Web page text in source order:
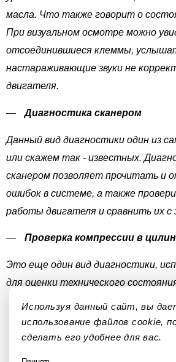
масла. Что также говорит о
При визуальном осмотре можно
отсоединившиеся клеммы,
настараживающие звуки не
двигателя.
Диагностика сканером
Данный вид диагностики один из
или скажем так - известных.
сканером позволяет прочитать и
ошибок в системе, а также
работы двигателя и сравнить их
Проверка компрессии в
Это еще один вид диагностики,
для оценки технического
Используя данный сайт, вы
использование файлов cookie,
сделать его удобнее для вас.